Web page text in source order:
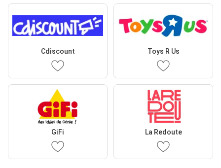
Cdiscount Toys R Us
GiFi La Redoute